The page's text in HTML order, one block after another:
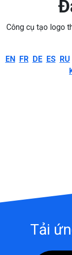
Công cụ tạo logo
EN FR DE ES RU
Tải